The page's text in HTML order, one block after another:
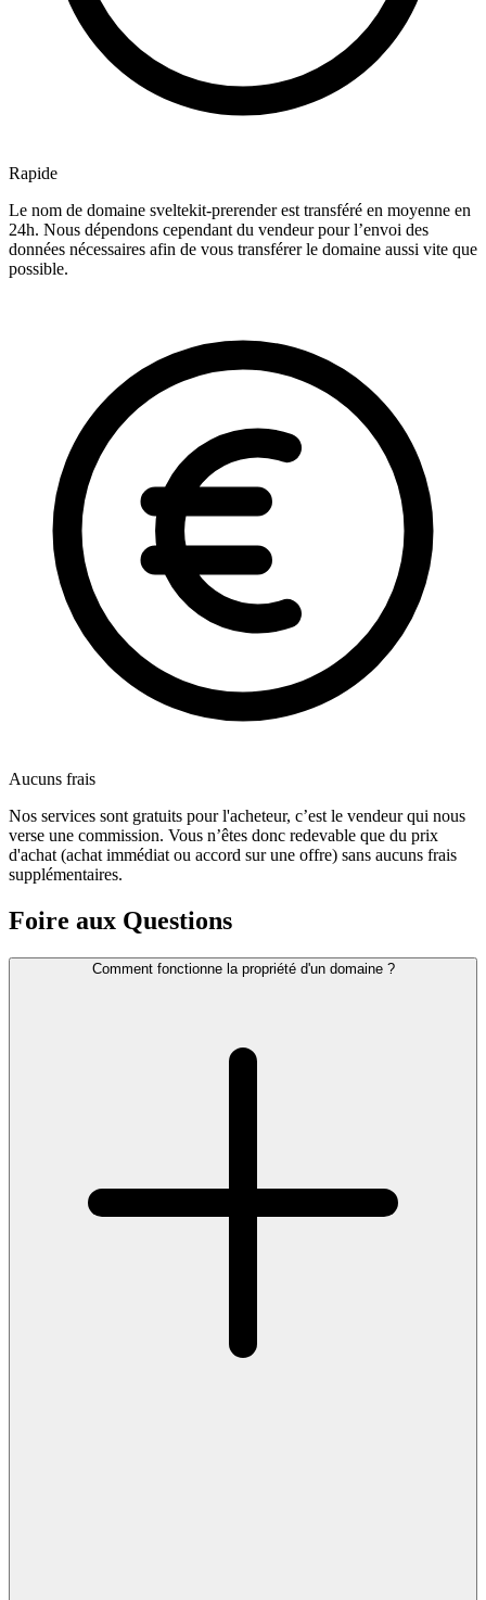
Rapide
Le nom de domaine sveltekit-prerender est transféré en moyenne en
24h. Nous dépendons cependant du vendeur pour l’envoi des
données nécessaires afin de vous transférer le domaine aussi vite que
possible.
Aucuns frais
Nos services sont gratuits pour l'acheteur, c’est le vendeur qui nous
verse une commission. Vous n’êtes donc redevable que du prix
d'achat (achat immédiat ou accord sur une offre) sans aucuns frais
supplémentaires.
Foire aux Questions
Comment fonctionne la propriété d'un domaine ?